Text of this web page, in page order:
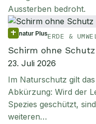
Aussterben bedroht.
natur PlusERDE &
Schirm ohne Schutz
23. Juli 2026
Im Naturschutz gilt
Abkürzung: Wird der
Spezies geschützt,
weiteren…